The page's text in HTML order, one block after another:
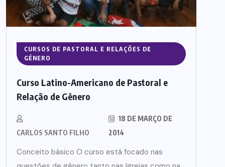
CURSOS DE PASTORAL E RELAÇÕES DE
GÊNERO
Curso Latino-Americano de Pastoral e
Relação de Gênero
CARLOS SANTO FILHO
18 DE MARÇO DE
2014
Conceito básico O curso está focado nas